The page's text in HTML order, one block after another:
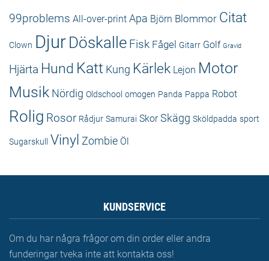
99problems All-over-print Apa Björn Blommor Citat
Clown Djur Döskalle Fisk Fågel Gitarr Golf Gravid
Hjärta Hund Katt Kung Kärlek Lejon Motor
Musik Nördig Oldschool omogen Panda Pappa Robot
Rolig Rosor Rådjur Samurai Skor Skägg Sköldpadda sport
Sugarskull Vinyl Zombie Öl
KUNDSERVICE
Om du har några frågor om din order eller andra
funderingar tveka inte att kontakta oss!